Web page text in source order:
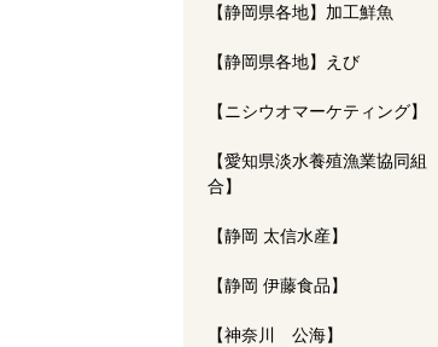
【静岡県各地】加工鮮魚
【静岡県各地】えび
【ニシウオマーケティング】
【愛知県淡水養殖漁業協同組
合】
【静岡 太信水産】
【静岡 伊藤食品】
【神奈川 公海】